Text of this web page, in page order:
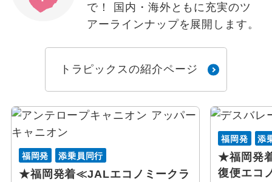
ポートカナベラル
ポートランド(オレゴン)
ポートランド(メーン)
で！ 国内・海外ともに充実のツ
アーラインナップを展開します。
トラピックスの紹介ページ
福岡発 添乗員同行
★福岡発着≪JALエコノミークラ
福岡発 添
★福岡発
復便エコ